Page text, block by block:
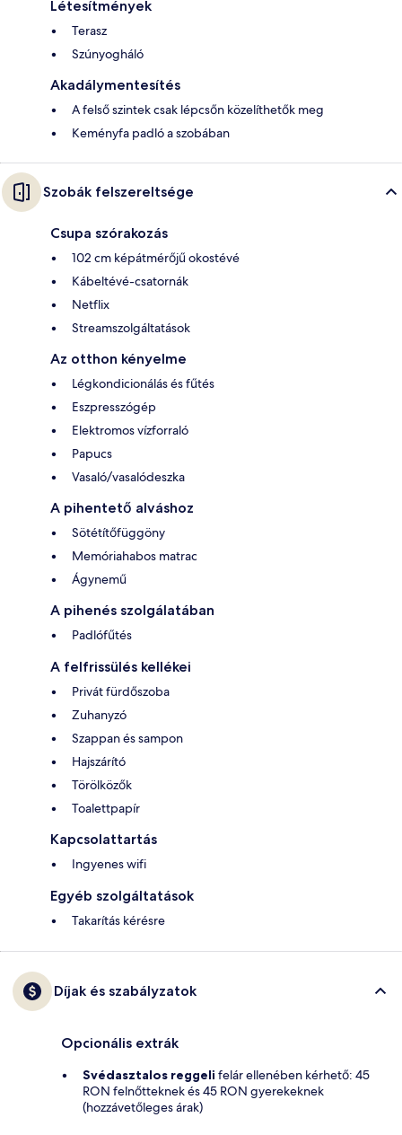
Létesítmények
Terasz
Szúnyogháló
Akadálymentesítés
A felső szintek csak lépcsőn közelíthetők meg
Keményfa padló a szobában
Szobák felszereltsége
Csupa szórakozás
102 cm képátmérőjű okostévé
Kábeltévé-csatornák
Netflix
Streamszolgáltatások
Az otthon kényelme
Légkondicionálás és fűtés
Eszpresszógép
Elektromos vízforraló
Papucs
Vasaló/vasalódeszka
A pihentető alváshoz
Sötétítőfüggöny
Memóriahabos matrac
Ágynemű
A pihenés szolgálatában
Padlófűtés
A felfrissülés kellékei
Privát fürdőszoba
Zuhanyzó
Szappan és sampon
Hajszárító
Törölközők
Toalettpapír
Kapcsolattartás
Ingyenes wifi
Egyéb szolgáltatások
Takarítás kérésre
Díjak és szabályzatok
Opcionális extrák
Svédasztalos reggeli felár ellenében kérhető: 45
RON felnőtteknek és 45 RON gyerekeknek
(hozzávetőleges árak)